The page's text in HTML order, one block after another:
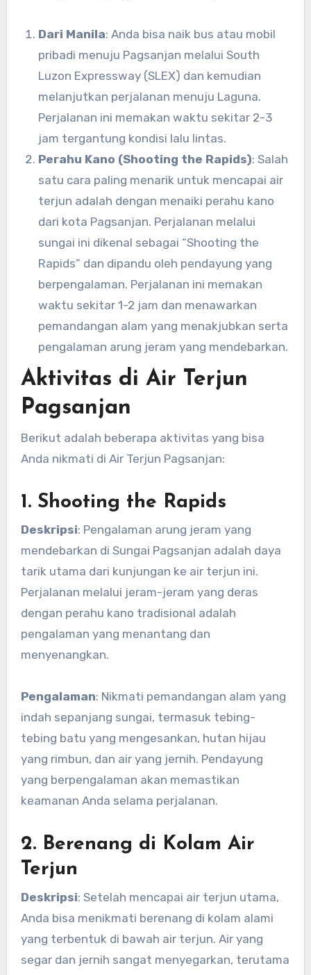
Dari Manila: Anda bisa naik bus atau mobil
pribadi menuju Pagsanjan melalui South
Luzon Expressway (SLEX) dan kemudian
melanjutkan perjalanan menuju Laguna.
Perjalanan ini memakan waktu sekitar 2-3
jam tergantung kondisi lalu lintas.
Perahu Kano (Shooting the Rapids): Salah
satu cara paling menarik untuk mencapai air
terjun adalah dengan menaiki perahu kano
dari kota Pagsanjan. Perjalanan melalui
sungai ini dikenal sebagai “Shooting the
Rapids” dan dipandu oleh pendayung yang
berpengalaman. Perjalanan ini memakan
waktu sekitar 1-2 jam dan menawarkan
pemandangan alam yang menakjubkan serta
pengalaman arung jeram yang mendebarkan.
Aktivitas di Air Terjun
Pagsanjan
Berikut adalah beberapa aktivitas yang bisa
Anda nikmati di Air Terjun Pagsanjan:
1. Shooting the Rapids
Deskripsi: Pengalaman arung jeram yang
mendebarkan di Sungai Pagsanjan adalah daya
tarik utama dari kunjungan ke air terjun ini.
Perjalanan melalui jeram-jeram yang deras
dengan perahu kano tradisional adalah
pengalaman yang menantang dan
menyenangkan.
Pengalaman: Nikmati pemandangan alam yang
indah sepanjang sungai, termasuk tebing-
tebing batu yang mengesankan, hutan hijau
yang rimbun, dan air yang jernih. Pendayung
yang berpengalaman akan memastikan
keamanan Anda selama perjalanan.
2. Berenang di Kolam Air
Terjun
Deskripsi: Setelah mencapai air terjun utama,
Anda bisa menikmati berenang di kolam alami
yang terbentuk di bawah air terjun. Air yang
segar dan jernih sangat menyegarkan, terutama